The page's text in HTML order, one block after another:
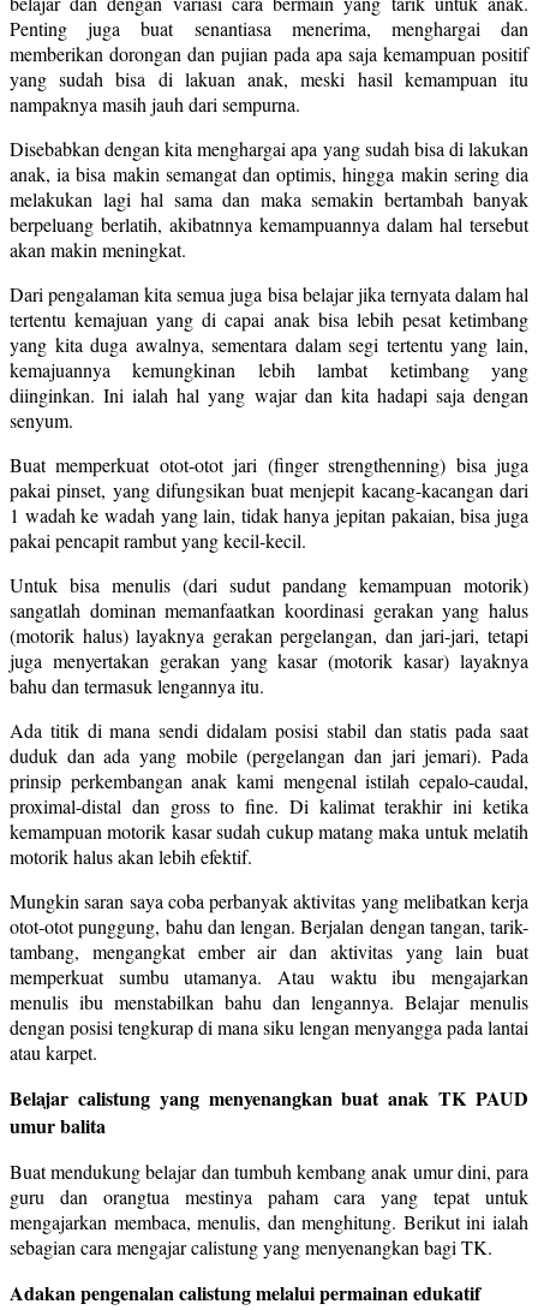
Penting juga buat senantiasa menerima, menghargai dan
memberikan dorongan dan pujian pada apa saja kemampuan positif
yang sudah bisa di lakuan anak, meski hasil kemampuan itu
nampaknya masih jauh dari sempurna.
Disebabkan dengan kita menghargai apa yang sudah bisa di lakukan
anak, ia bisa makin semangat dan optimis, hingga makin sering dia
melakukan lagi hal sama dan maka semakin bertambah banyak
berpeluang berlatih, akibatnnya kemampuannya dalam hal tersebut
akan makin meningkat.
Dari pengalaman kita semua juga bisa belajar jika ternyata dalam hal
tertentu kemajuan yang di capai anak bisa lebih pesat ketimbang
yang kita duga awalnya, sementara dalam segi tertentu yang lain,
kemajuannya kemungkinan lebih lambat ketimbang yang
diinginkan. Ini ialah hal yang wajar dan kita hadapi saja dengan
senyum.
Buat memperkuat otot-otot jari (finger strengthenning) bisa juga
pakai pinset, yang difungsikan buat menjepit kacang-kacangan dari
1 wadah ke wadah yang lain, tidak hanya jepitan pakaian, bisa juga
pakai pencapit rambut yang kecil-kecil.
Untuk bisa menulis (dari sudut pandang kemampuan motorik)
sangatlah dominan memanfaatkan koordinasi gerakan yang halus
(motorik halus) layaknya gerakan pergelangan, dan jari-jari, tetapi
juga menyertakan gerakan yang kasar (motorik kasar) layaknya
bahu dan termasuk lengannya itu.
Ada titik di mana sendi didalam posisi stabil dan statis pada saat
duduk dan ada yang mobile (pergelangan dan jari jemari). Pada
prinsip perkembangan anak kami mengenal istilah cepalo-caudal,
proximal-distal dan gross to fine. Di kalimat terakhir ini ketika
kemampuan motorik kasar sudah cukup matang maka untuk melatih
motorik halus akan lebih efektif.
Mungkin saran saya coba perbanyak aktivitas yang melibatkan kerja
otot-otot punggung, bahu dan lengan. Berjalan dengan tangan, tarik-
tambang, mengangkat ember air dan aktivitas yang lain buat
memperkuat sumbu utamanya. Atau waktu ibu mengajarkan
menulis ibu menstabilkan bahu dan lengannya. Belajar menulis
dengan posisi tengkurap di mana siku lengan menyangga pada lantai
atau karpet.
Belajar calistung yang menyenangkan buat anak TK PAUD
umur balita
Buat mendukung belajar dan tumbuh kembang anak umur dini, para
guru dan orangtua mestinya paham cara yang tepat untuk
mengajarkan membaca, menulis, dan menghitung. Berikut ini ialah
sebagian cara mengajar calistung yang menyenangkan bagi TK.
Adakan pengenalan calistung melalui permainan edukatif